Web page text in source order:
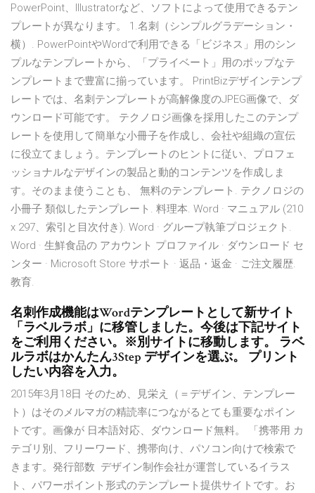
PowerPoint、Illustratorなど、ソフトによって使用できるテン
プレートが異なります。 1.名刺（シンプルグラデーション・
横）. PowerPointやWordで利用できる「ビジネス」用のシン
プルなテンプレートから、「プライベート」用のポップなテ
ンプレートまで豊富に揃っています。 PrintBizデザインテンプ
レートでは、名刺テンプレートが高解像度のJPEG画像で、ダ
ウンロード可能です。 テクノロジ画像を採用したこのテンプ
レートを使用して簡単な小冊子を作成し、会社や組織の宣伝
に役立てましょう。テンプレートのヒントに従い、プロフェ
ッショナルなデザインの製品と動的コンテンツを作成しま
す。そのまま使うことも、 無料のテンプレート. テクノロジの
小冊子 類似したテンプレート. 料理本. Word · マニュアル (210
x 297、索引と目次付き). Word · グループ執筆プロジェクト.
Word · 生鮮食品の アカウント プロファイル · ダウンロード セ
ンター · Microsoft Store サポート · 返品・返金 · ご注文履歴.
教育.
名刺作成機能はWordテンプレートとして新サイト
「ラベルラボ」に移管しました。今後は下記サイト
をご利用ください。※別サイトに移動します。 ラベ
ルラボはかんたん3Step デザインを選ぶ。 プリント
したい内容を入力。
2015年3月18日 そのため、見栄え（＝デザイン、テンプレー
ト）はそのメルマガの精読率につながるとても重要なポイン
トです。画像が 日本語対応、ダウンロード無料。 「携帯用 カ
テゴリ別、フリーワード、携帯向け、パソコン向けで検索で
きます。発行部数 デザイン制作会社が運営しているイラス
ト、パワーポイント形式のテンプレート提供サイトです。お